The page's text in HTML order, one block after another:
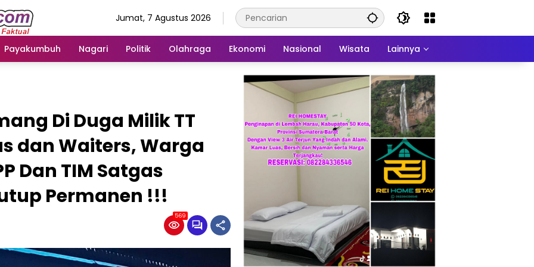
Jumat, 7 Agustus 2026
Payakumbuh Nagari Politik Olahraga Ekonomi Nasional Wisata Lainnya
Di Duga Milik TT
dan Waiters, Warga
Dan TIM Satgas
Permanen !!!
569